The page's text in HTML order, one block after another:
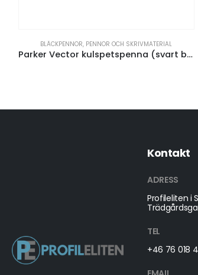
BLÄCKPENNOR, PENNOR OCH SKRIVMATERIAL
Parker Vector kulspetspenna (svart bläck)
Kontakt
ADRESS
Profileliten i
TEL
+46 76 018